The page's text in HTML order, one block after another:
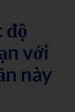
độ
với
này